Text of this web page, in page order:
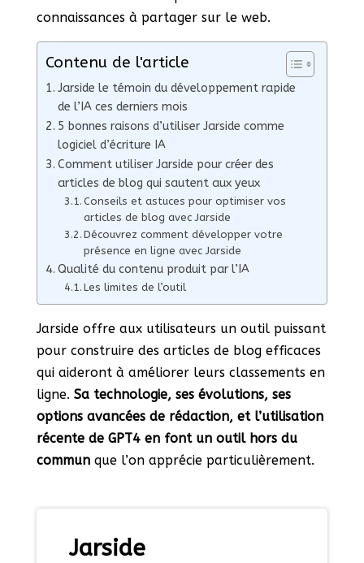
connaissances à partager sur le web.
Contenu de l'article
Jarside le témoin du développement rapide
de l’IA ces derniers mois
5 bonnes raisons d’utiliser Jarside comme
logiciel d’écriture IA
Comment utiliser Jarside pour créer des
articles de blog qui sautent aux yeux
Conseils et astuces pour optimiser vos
articles de blog avec Jarside
Découvrez comment développer votre
présence en ligne avec Jarside
Qualité du contenu produit par l’IA
Les limites de l’outil
Jarside offre aux utilisateurs un outil puissant
pour construire des articles de blog efficaces
qui aideront à améliorer leurs classements en
ligne. Sa technologie, ses évolutions, ses
options avancées de rédaction, et l’utilisation
récente de GPT4 en font un outil hors du
communque l’on apprécie particulièrement.
Jarside